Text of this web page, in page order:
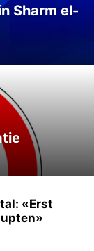
Sharm el-
«Erst